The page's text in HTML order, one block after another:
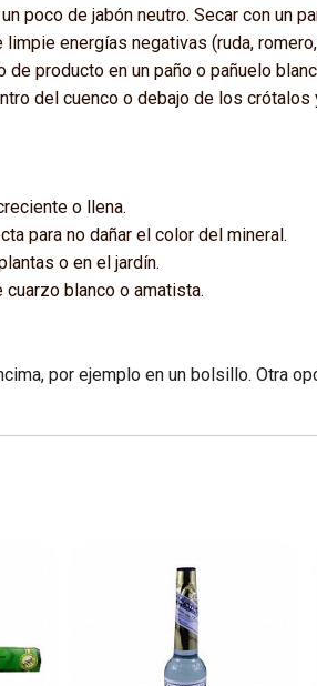
poco de jabón neutro. Secar con un
energías negativas (ruda,
producto en un paño o pañuelo
del cuenco o debajo de los
o llena.
para no dañar el color del mineral.
o en el jardín.
cuarzo blanco o amatista.
por ejemplo en un bolsillo. Otra